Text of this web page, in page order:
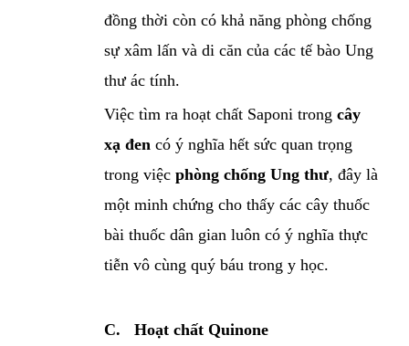
đồng thời còn có khả năng phòng chống
sự xâm lấn và di căn của các tế bào Ung
thư ác tính.
Việc tìm ra hoạt chất Saponi trong cây
xạ đen có ý nghĩa hết sức quan trọng
trong việc phòng chống Ung thư, đây là
một minh chứng cho thấy các cây thuốc
bài thuốc dân gian luôn có ý nghĩa thực
tiễn vô cùng quý báu trong y học.
C. Hoạt chất Quinone